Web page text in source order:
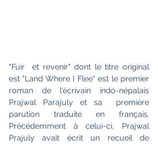
"Fuir  et revenir" dont le titre original
est "Land Where I Flee" est le premier
roman de l'écrivain indo-népalais
Prajwal Parajuly et sa  première
parution traduite en français.
Précédemment à celui-ci, Prajwal
Prajuly avait écrit un recueil de